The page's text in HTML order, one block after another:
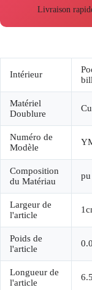
Livraison
Intérieur
Matériel
Doublure
Numéro de
Modèle
Composition
du Matériau
pu
Largeur de
l'article
Poids de
l'article
Longueur de
l'article